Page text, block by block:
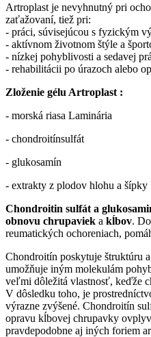
Artroplast je nevyhnutný pri
zaťažovaní, tiež pri:
- práci, súvisejúcou s fyzickým
- aktívnom životnom štýle a
- nízkej pohyblivosti a sedavej
- rehabilitácii po úrazoch alebo
Zloženie gélu Artroplast :
- morská riasa Laminária
- chondroitínsulfát
- glukosamín
- extrakty z plodov hlohu a šípky
Chondroitin sulfát a
obnovu chrupaviek a kĺbov.
reumatických ochoreniach,
Chondroitín poskytuje štruktúru
umožňuje iným molekulám
veľmi dôležitá vlastnosť, keďže
V dôsledku toho, je
výrazne zvýšené. Chondroitín
opravu kĺbovej chrupavky
pravdepodobne aj iných foriem